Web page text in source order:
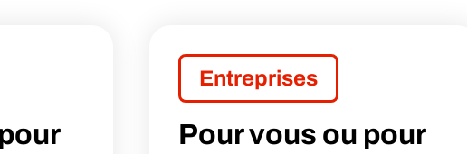
Entreprises
Pour vous ou pour